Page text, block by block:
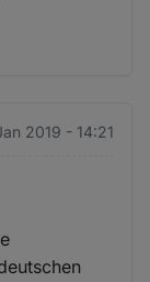
2019 - 14:21